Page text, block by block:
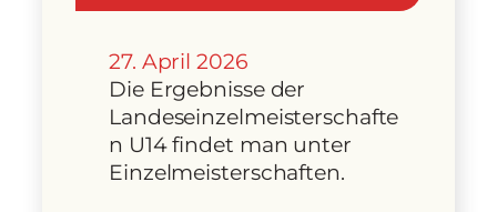
27. April 2026
Die Ergebnisse der
Landeseinzelmeisterschafte
n U14 findet man unter
Einzelmeisterschaften.